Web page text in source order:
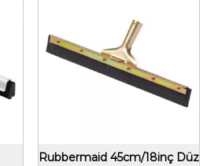
Rubbermaid 45cm/18inç Düz